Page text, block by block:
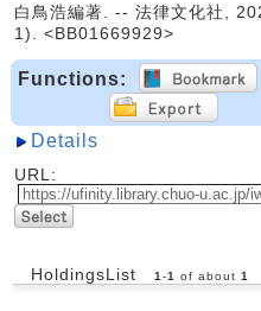
白鳥浩編著. -- 法律文化社,
1). <BB01669929>
Functions:
Details
URL:
HoldingsList 1 -1 of about 1